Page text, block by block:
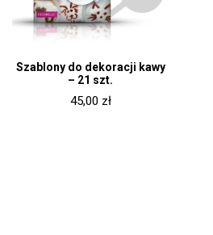
Szablony do dekoracji kawy
– 21 szt.
45,00 zł